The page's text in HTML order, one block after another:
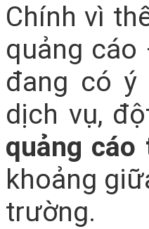
Chính vì
quảng cáo
đang có ý
dịch vụ,
quảng
khoảng
trường.